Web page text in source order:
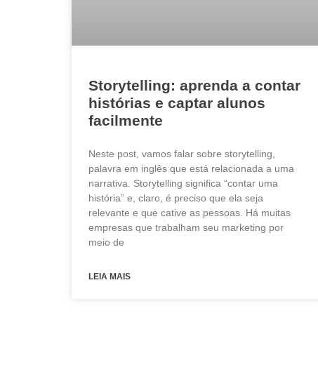
Storytelling: aprenda a contar
histórias e captar alunos
facilmente
Neste post, vamos falar sobre storytelling,
palavra em inglês que está relacionada a uma
narrativa. Storytelling significa “contar uma
história” e, claro, é preciso que ela seja
relevante e que cative as pessoas. Há muitas
empresas que trabalham seu marketing por
meio de
LEIA MAIS